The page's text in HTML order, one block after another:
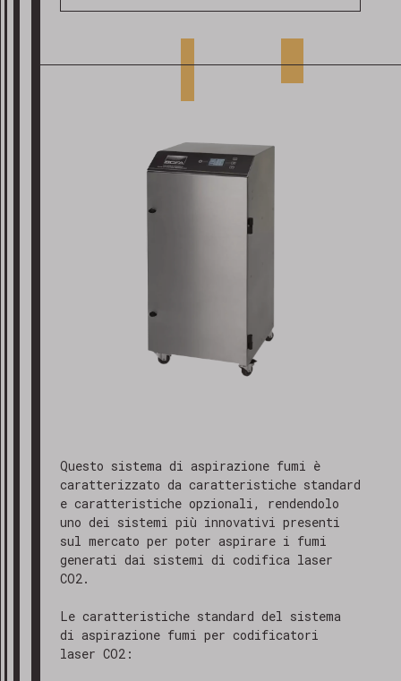
Questo sistema di aspirazione fumi è
caratterizzato da caratteristiche standard
e caratteristiche opzionali, rendendolo
uno dei sistemi più innovativi presenti
sul mercato per poter aspirare i fumi
generati dai sistemi di codifica laser
CO2.
Le caratteristiche standard del sistema
di aspirazione fumi per codificatori
laser CO2: